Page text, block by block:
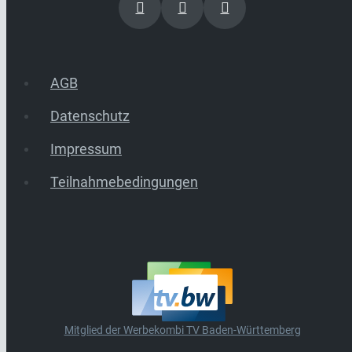
AGB
Datenschutz
Impressum
Teilnahmebedingungen
Mitglied der Werbekombi TV Baden-Württemberg